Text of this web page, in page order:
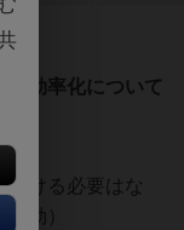
の効率化について
続ける必要はな
効）